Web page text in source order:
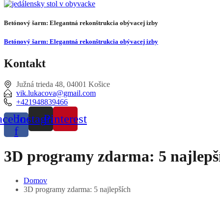
Betónový šarm: Elegantná rekonštrukcia obývacej izby
Betónový šarm: Elegantná rekonštrukcia obývacej izby
Kontakt
Južná trieda 48, 04001 Košice
vik.lukacova@gmail.com
+421948839466
f
InstagramPinterest
3D programy zdarma: 5
Domov
3D programy zdarma: 5 najlepších